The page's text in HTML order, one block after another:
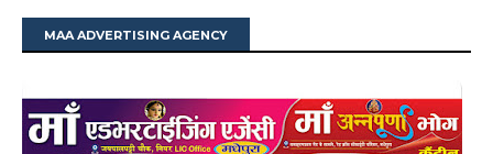
MAA ADVERTISING AGENCY